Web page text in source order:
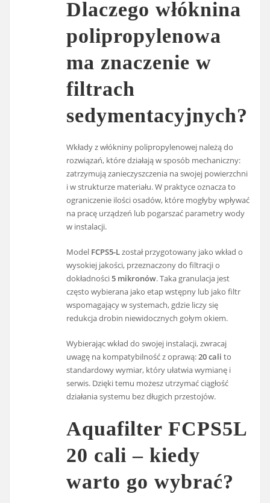
Dlaczego włóknina
polipropylenowa
ma znaczenie w
filtrach
sedymentacyjnych?
Wkłady z włókniny polipropylenowej należą do
rozwiązań, które działają w sposób mechaniczny:
zatrzymują zanieczyszczenia na swojej powierzchni
i w strukturze materiału. W praktyce oznacza to
ograniczenie ilości osadów, które mogłyby wpływać
na pracę urządzeń lub pogarszać parametry wody
w instalacji.
Model FCPS5-Lzostał przygotowany jako wkład o
wysokiej jakości, przeznaczony do filtracji o
dokładności5 mikronów. Taka granulacja jest
często wybierana jako etap wstępny lub jako filtr
wspomagający w systemach, gdzie liczy się
redukcja drobin niewidocznych gołym okiem.
Wybierając wkład do swojej instalacji, zwracaj
uwagę na kompatybilność z oprawą:20 cali to
standardowy wymiar, który ułatwia wymianę i
serwis. Dzięki temu możesz utrzymać ciągłość
działania systemu bez długich przestojów.
Aquafilter FCPS5L
20 cali – kiedy
warto go wybrać?